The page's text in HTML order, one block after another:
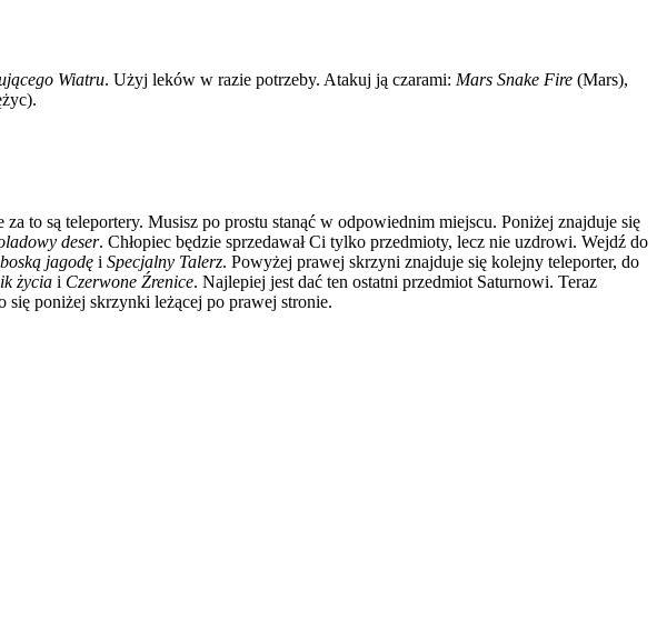
Wiatru. Użyj leków w razie potrzeby. Atakuj ją czarami: Mars Snake Fire (Mars),
to są teleportery. Musisz po prostu stanąć w odpowiednim miejscu. Poniżej znajduje się
deser. Chłopiec będzie sprzedawał Ci tylko przedmioty, lecz nie uzdrowi. Wejdź do
boską jagodę i Specjalny Talerz. Powyżej prawej skrzyni znajduje się kolejny teleporter, do
życia i Czerwone Źrenice. Najlepiej jest dać ten ostatni przedmiot Saturnowi. Teraz
się poniżej skrzynki leżącej po prawej stronie.